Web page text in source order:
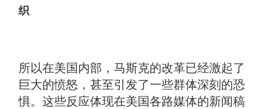
织
所以在美国内部，马斯克的改革已经激起了
巨大的愤怒，甚至引发了一些群体深刻的恐
惧。这些反应体现在美国各路媒体的新闻稿